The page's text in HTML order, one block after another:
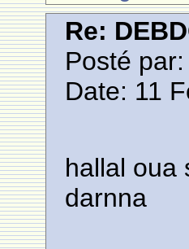
Re:
Posté par:
Date: 11
hallal oua
darnna